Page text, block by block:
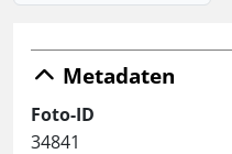
Metadaten
Foto-ID
34841